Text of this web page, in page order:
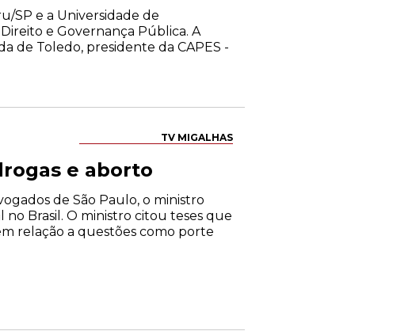
SP e a Universidade de
e Governança Pública. A
de Toledo, presidente da CAPES -
TV MIGALHAS
e aborto
de São Paulo, o ministro
Brasil. O ministro citou teses que
relação a questões como porte